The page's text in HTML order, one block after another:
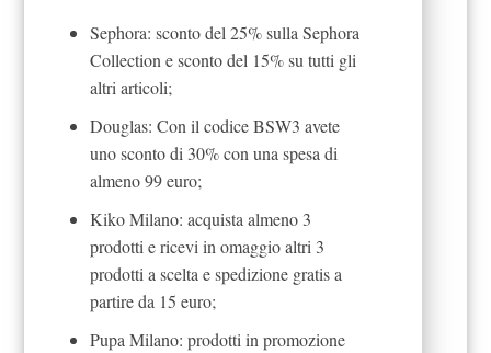
Sephora: sconto del 25% sulla Sephora
Collection e sconto del 15% su tutti gli
altri articoli;
Douglas: Con il codice BSW3 avete
uno sconto di 30% con una spesa di
almeno 99 euro;
Kiko Milano: acquista almeno 3
prodotti e ricevi in omaggio altri 3
prodotti a scelta e spedizione gratis a
partire da 15 euro;
Pupa Milano: prodotti in promozione